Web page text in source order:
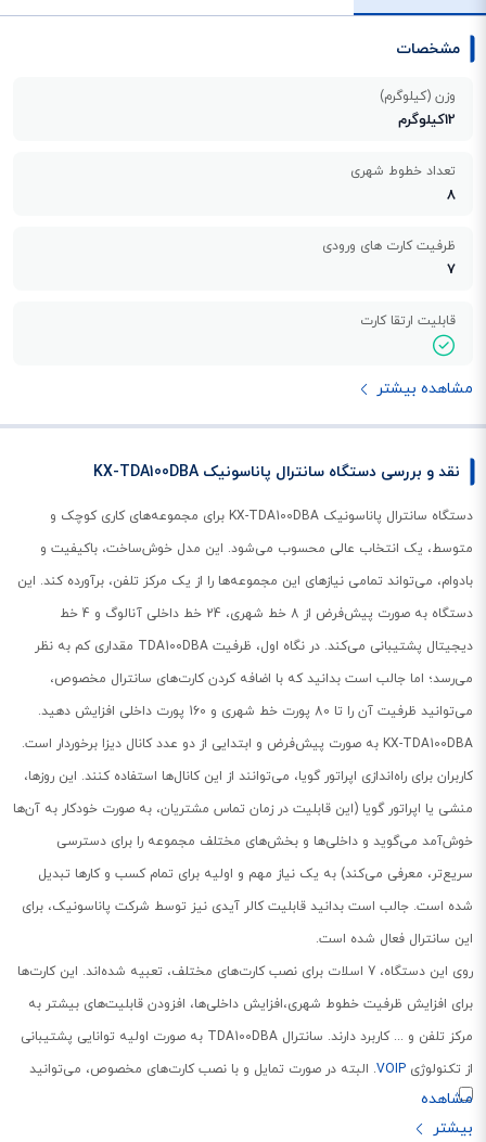
مشخصات
وزن (کیلوگرم)
12کیلوگرم
تعداد خطوط شهری
ظرفیت کارت های ورودی
قابلیت ارتقا کارت
مشاهده بیشتر
نقد و بررسی دستگاه سانترال پاناسونیک KX-TDA100DBA
دستگاه سانترال پاناسونیک KX-TDA100DBA برای مجموعه‌های کاری کوچک و
متوسط، یک انتخاب عالی محسوب می‌شود. این مدل خوش‌ساخت، باکیفیت و
بادوام، می‌تواند تمامی نیازهای این مجموعه‌ها را از یک مرکز تلفن، برآورده کند. این
دستگاه به صورت پیش‌فرض از 8 خط شهری، 24 خط داخلی آنالوگ و 4 خط
دیجیتال پشتیبانی می‌کند. در نگاه اول، ظرفیت TDA100DBA مقداری کم به نظر
می‌رسد؛ اما جالب است بدانید که با اضافه کردن کارت‌های سانترال مخصوص،
می‌توانید ظرفیت آن را تا 80 پورت خط شهری و 160 پورت داخلی افزایش دهید.
KX-TDA100DBA به صورت پیش‌فرض و ابتدایی از دو عدد کانال دیزا برخوردار است.
کاربران برای راه‌اندازی اپراتور گویا، می‌توانند از این کانال‌ها استفاده کنند. این روزها،
منشی یا اپراتور گویا (این قابلیت در زمان تماس مشتریان، به صورت خودکار به آن‌ها
خوش‌آمد می‌گوید و داخلی‌ها و بخش‌های مختلف مجموعه را برای دسترسی
سریع‌تر، معرفی می‌کند) به یک نیاز مهم و اولیه برای تمام کسب و کارها تبدیل
شده است. جالب است بدانید قابلیت کالر آیدی نیز توسط شرکت پاناسونیک، برای
این سانترال فعال شده است.
روی این دستگاه، 7 اسلات برای نصب کارت‌های مختلف، تعبیه شده‌اند. این کارت‌ها
برای افزایش ظرفیت خطوط شهری،افزایش داخلی‌ها، افزودن قابلیت‌های بیشتر به
مرکز تلفن و ... کاربرد دارند. سانترال TDA100DBA به صورت اولیه توانایی پشتیبانی
از تکنولوژیVOIP. البته در صورت تمایل و با نصب کارت‌های مخصوص، می‌توانید
قابلیت تحت شبکه بودن را نیز به آن اضافه کنید. در ادامه و به صورت مفصل‌، به
بررسی ویژگی‌ها و امکانات سانترال پاناسونیک KX-TDA100DBA خواهیم پرداخت.